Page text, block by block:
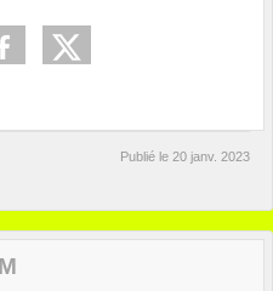
Publié le 20 janv. 2023